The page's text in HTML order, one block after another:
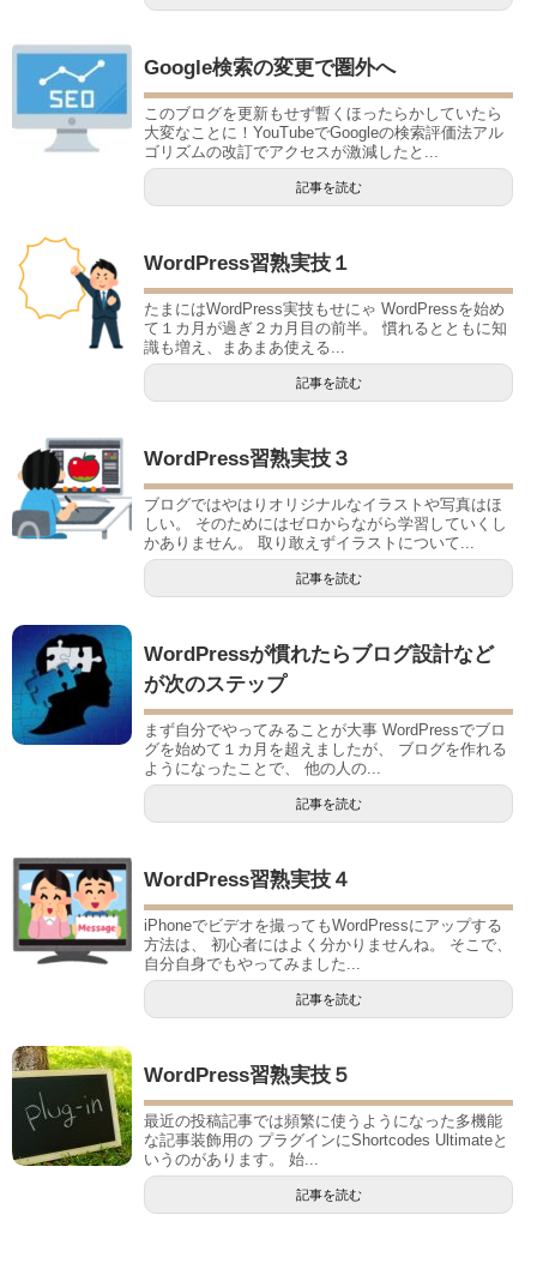
Google検索の変更で圏外へ
このブログを更新もせず暫くほったらかしていたら
大変なことに！YouTubeでGoogleの検索評価法アル
ゴリズムの改訂でアクセスが激減したと...
記事を読む
WordPress習熟実技１
たまにはWordPress実技もせにゃ WordPressを始め
て１カ月が過ぎ２カ月目の前半。 慣れるとともに知
識も増え、まあまあ使える...
記事を読む
WordPress習熟実技３
ブログではやはりオリジナルなイラストや写真はほ
しい。 そのためにはゼロからながら学習していくし
かありません。 取り敢えずイラストについて...
記事を読む
WordPressが慣れたらブログ設計など
が次のステップ
まず自分でやってみることが大事 WordPressでブロ
グを始めて１カ月を超えましたが、 ブログを作れる
ようになったことで、 他の人の...
記事を読む
WordPress習熟実技４
iPhoneでビデオを撮ってもWordPressにアップする
方法は、 初心者にはよく分かりませんね。 そこで、
自分自身でもやってみました...
記事を読む
WordPress習熟実技５
最近の投稿記事では頻繁に使うようになった多機能
な記事装飾用の プラグインにShortcodes Ultimateと
いうのがあります。 始...
記事を読む